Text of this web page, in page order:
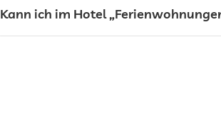
Fahrradverleih
Kann ich im Hotel